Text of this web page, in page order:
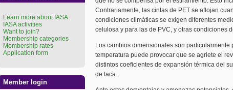
Contrariamente, las cintas de PET se aflojan
condiciones climáticas se exigen diferentes
celulosa y para las de PVC, y otras condiciones
Los cambios dimensionales son
temperatura puede provocar que se agriete el
distintos coeficientes de expansión térmica del
de laca.
Learn more about IASA
IASA activities
Want to join?
Membership categories
Membership rates
Application form
Member login